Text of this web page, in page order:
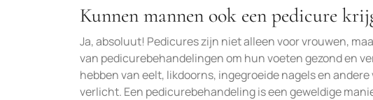
Kunnen mannen ook een pedicure
Ja, absoluut! Pedicures zijn niet alleen voor vrouwen,
van pedicurebehandelingen om hun voeten gezond en
hebben van eelt, likdoorns, ingegroeide nagels en
verlicht. Een pedicurebehandeling is een geweldige